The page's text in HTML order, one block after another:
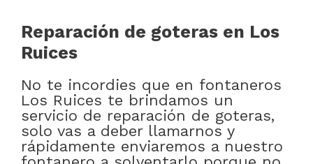
Reparación de goteras en Los
Ruices
No te incordies que en fontaneros
Los Ruices te brindamos un
servicio de reparación de goteras,
solo vas a deber llamarnos y
rápidamente enviaremos a nuestro